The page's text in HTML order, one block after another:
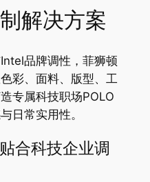
解决方案
品牌调性，菲狮顿
彩、面料、版型、工
专属科技职场POLO
日常实用性。
合科技企业调